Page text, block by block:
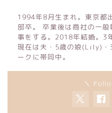
1994年8月生まれ。東京都
部卒。 卒業後は商社の一
事をする。2018年結婚。3
現在は夫・5歳の娘(Lily)
ークに帯同中。
＼